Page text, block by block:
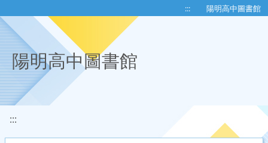
::: 陽明高中圖書館
陽明高中圖書館
:::